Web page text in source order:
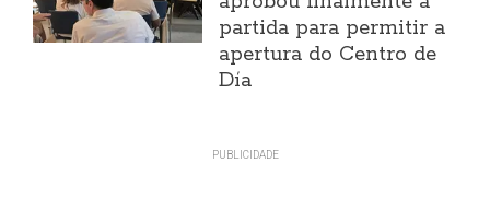
partida para permitir a
apertura do Centro de
Día